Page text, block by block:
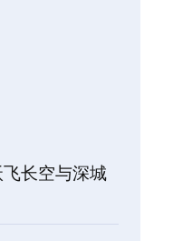
长空与深城